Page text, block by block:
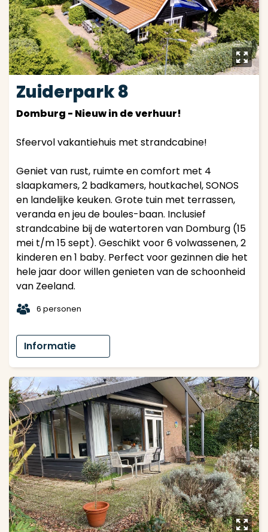
y
Zuiderpark 8
Domburg - Nieuw in de verhuur!
Sfeervol vakantiehuis met strandcabine!
Geniet van rust, ruimte en comfort met 4
slaapkamers, 2 badkamers, houtkachel, SONOS
en landelijke keuken. Grote tuin met terrassen,
veranda en jeu de boules-baan. Inclusief
strandcabine bij de watertoren van Domburg (15
mei t/m 15 sept). Geschikt voor 6 volwassenen, 2
kinderen en 1 baby. Perfect voor gezinnen die het
hele jaar door willen genieten van de schoonheid
van Zeeland.
t 6 personen
Informatie
y